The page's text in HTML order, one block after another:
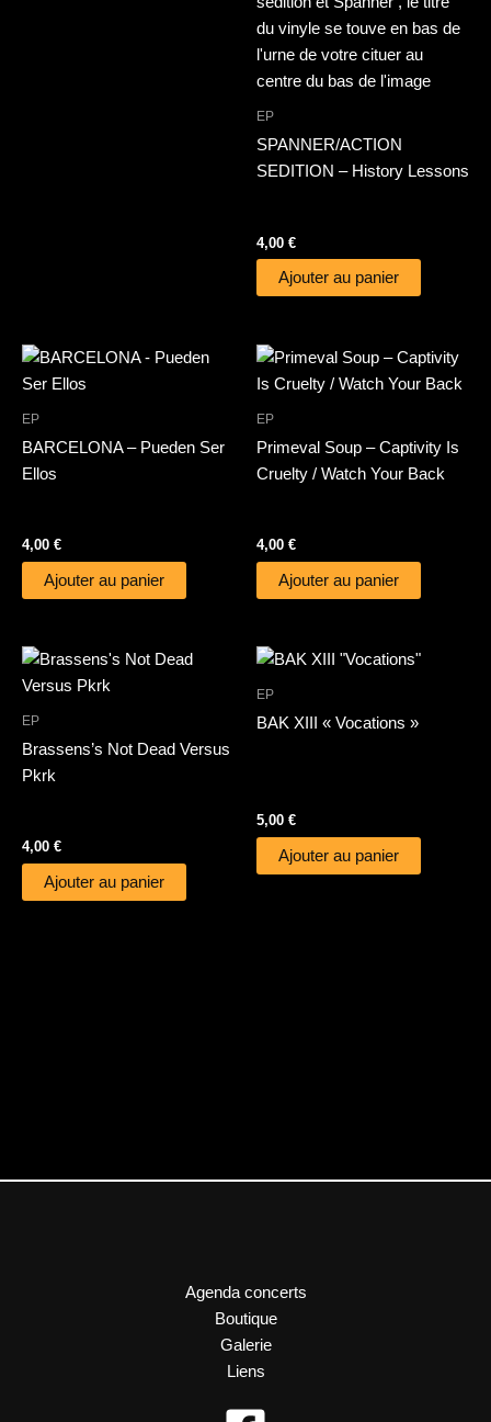
EP
SPANNER/ACTION
SEDITION – History Lessons
4,00 €
Ajouter au panier
EP
BARCELONA – Pueden Ser
Ellos
4,00 €
Ajouter au panier
EP
Primeval Soup – Captivity Is
Cruelty / Watch Your Back
4,00 €
Ajouter au panier
EP
Brassens’s Not Dead Versus
Pkrk
4,00 €
Ajouter au panier
EP
BAK XIII « Vocations »
5,00 €
Ajouter au panier
Agenda concerts
Boutique
Galerie
Liens